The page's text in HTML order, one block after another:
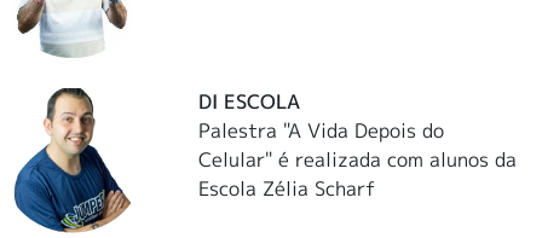
DI ESCOLA
Palestra "A Vida Depois do
Celular" é realizada com alunos da
Escola Zélia Scharf